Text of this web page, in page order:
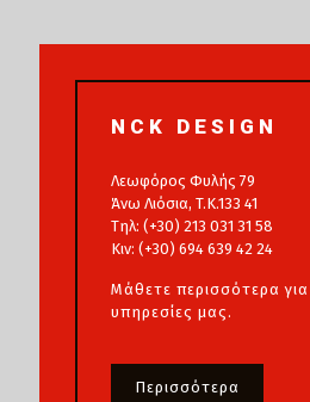
NCK DESIGN
Λεωφόρος Φυλής 79
Άνω Λιόσια, T.K.133 41
Τηλ: (+30) 213 031 31 58
Κιν: (+30) 694 639 42 24
Μάθετε περισσότερα για
υπηρεσίες μας.
Περισσότερα